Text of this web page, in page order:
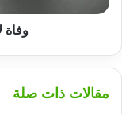
مقالات ذات صلة